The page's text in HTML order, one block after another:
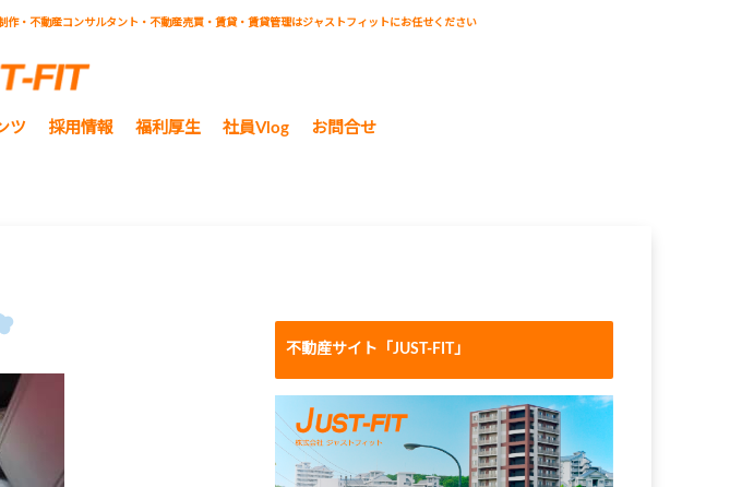
・不動産コンサルタント・不動産売買・賃貸・賃貸管理はジャストフィットにお任せください
ツ 採用情報 福利厚生 社員Vlog お問合せ
不動産サイト「JUST-FIT」